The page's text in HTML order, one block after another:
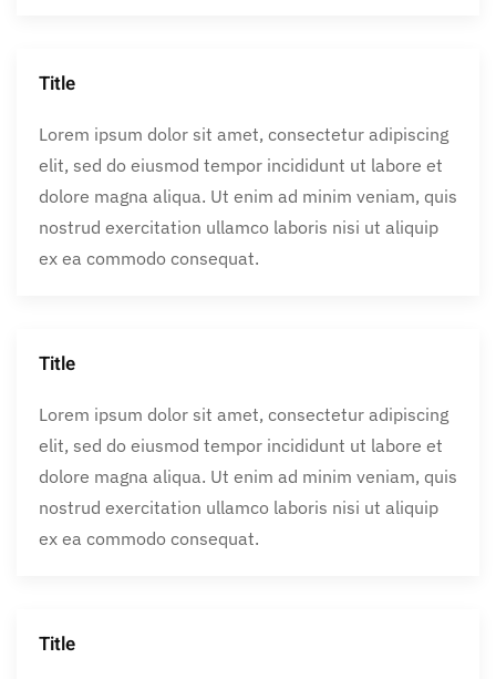
Title
Lorem ipsum dolor sit amet, consectetur adipiscing
elit, sed do eiusmod tempor incididunt ut labore et
dolore magna aliqua. Ut enim ad minim veniam, quis
nostrud exercitation ullamco laboris nisi ut aliquip
ex ea commodo consequat.
Title
Lorem ipsum dolor sit amet, consectetur adipiscing
elit, sed do eiusmod tempor incididunt ut labore et
dolore magna aliqua. Ut enim ad minim veniam, quis
nostrud exercitation ullamco laboris nisi ut aliquip
ex ea commodo consequat.
Title